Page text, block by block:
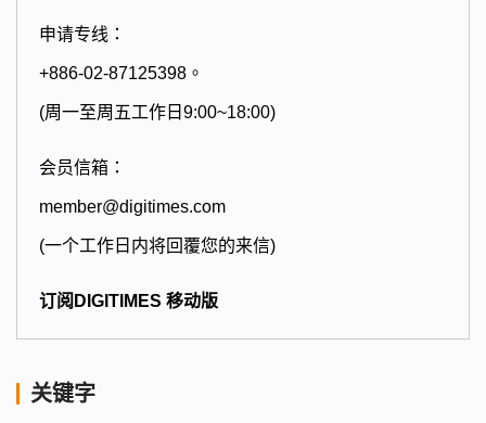
申请专线：
+886-02-87125398。
(周一至周五工作日9:00~18:00)
会员信箱：
member@digitimes.com
(一个工作日内将回覆您的来信)
订阅DIGITIMES 移动版
关键字